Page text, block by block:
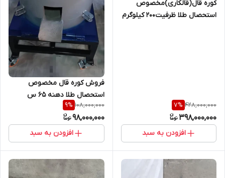
کوره قال(قالکاری)مخصوص
استحصال طلا ظرفیت۲۰۰ کیلوگرم
428,000,000
7%
398,000,000
افزودن به سبد
فروش کوره قال مخصوص
استحصال طلا دهنه ۶۵ س
108,000,000
9%
98,000,000
افزودن به سبد